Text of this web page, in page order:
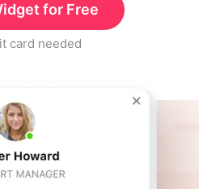
for Free
card needed